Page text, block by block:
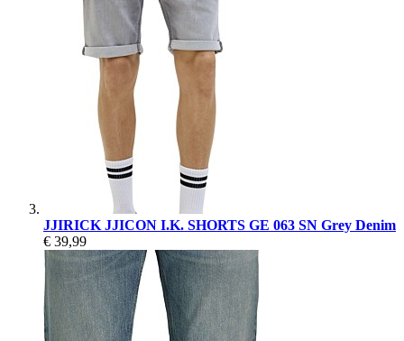
JJIRICK JJICON I.K. SHORTS GE 063 SN Grey Denim
€ 39,99